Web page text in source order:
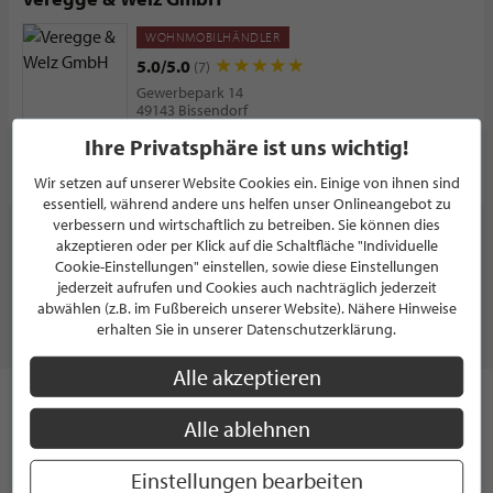
WOHNMOBILHÄNDLER
5.0/5.0 (7)
Gewerbepark 14
49143 Bissendorf
WEITERE PARTNER ZEIGEN
AUTO & MOBILES
Das Auto – Des Deutschen liebstes Spielzeug. Schöne Formen
und eine Menge Pferdestärken unter der Haube lassen unser
Herz höher schlagen. Während Autos in den 50er Jahren noch
als Rarität galten und nur gut betuchte Familien dieses
Ihre Privatsphäre ist uns wichtig!
Wir setzen auf unserer Website Cookies ein. Einige von ihnen sind
essentiell, während andere uns helfen unser Onlineangebot zu
verbessern und wirtschaftlich zu betreiben. Sie können dies
akzeptieren oder per Klick auf die Schaltfläche "Individuelle
Cookie-Einstellungen" einstellen, sowie diese Einstellungen
jederzeit aufrufen und Cookies auch nachträglich jederzeit
abwählen (z.B. im Fußbereich unserer Website). Nähere Hinweise
erhalten Sie in unserer Datenschutzerklärung.
Alle akzeptieren
Alle ablehnen
Einstellungen bearbeiten